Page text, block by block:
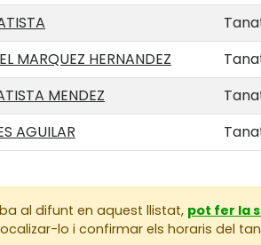
MARQUEZ HERNANDEZ
MENDEZ
AGUILAR
al difunt en aquest llistat, pot fer la
lo i confirmar els horaris del